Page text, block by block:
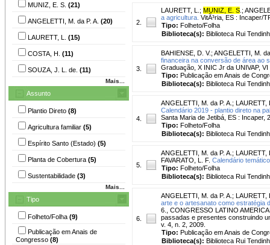
MUNIZ, E. S. (21)
ANGELETTI, M. da P. A. (20)
LAURETT, L. (15)
COSTA, H. (11)
SOUZA, J. L. de. (11)
Mais...
Assunto
Plantio Direto (8)
Agricultura familiar (5)
Espírito Santo (Estado) (5)
Planta de Cobertura (5)
Sustentabilidade (3)
Mais...
Tipo
Folheto/Folha (9)
Publicação em Anais de
Congresso (8)
2.
LAURETT, L. ; MUNIZ, E. S ;
a agricultura. VitÃ³ria, ES : Incaper/
Tipo: Folheto/Folha
Biblioteca(s): Biblioteca Rui
3.
BAHIENSE, D. V.; ANGELETTI, M.
financeira na conversão de área ao
Graduação, X INIC Jr da UNIVAP,
Tipo: Publicação em Anais de
Biblioteca(s): Biblioteca Rui
4.
ANGELETTI, M. da P. A. ; LAURETT,
Calendário 2019 - plantio direto na
Santa Maria de Jetibá, ES : Incaper,
Tipo: Folheto/Folha
Biblioteca(s): Biblioteca Rui
5.
ANGELETTI, M. da P. A. ; LAURETT,
FAVARATO, L. F. Calendário
Tipo: Folheto/Folha
Biblioteca(s): Biblioteca Rui
6.
ANGELETTI, M. da P. A. ; LAURETT,
arte e o artesanato como estratégia
6., CONGRESSO LATINO
passadas e presentes construindo
v. 4, n. 2, 2009.
Tipo: Publicação em Anais de
Biblioteca(s): Biblioteca Rui